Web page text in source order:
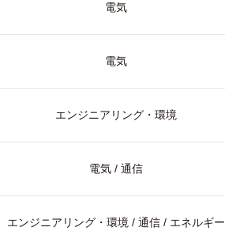
電気
電気
エンジニアリング・環境
電気 / 通信
エンジニアリング・環境 / 通信 / エネルギー